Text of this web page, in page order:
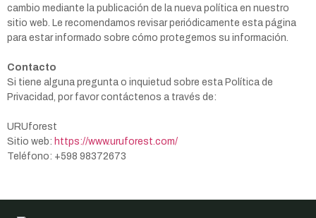
cambio mediante la publicación de la nueva política en nuestro
sitio web. Le recomendamos revisar periódicamente esta página
para estar informado sobre cómo protegemos su información.
Contacto
Si tiene alguna pregunta o inquietud sobre esta Política de
Privacidad, por favor contáctenos a través de:
URUforest
Sitio web: https://www.uruforest.com/
Teléfono: +598 98372673